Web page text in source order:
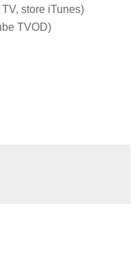
store iTunes)
TVOD)